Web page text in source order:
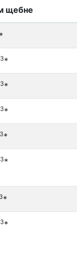
щебне
3*
3*
3*
3*
3*
3*
3*